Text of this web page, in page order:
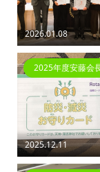
2026.01.08
2025.12.11
2025年度安藤会